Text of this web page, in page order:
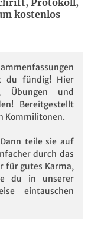
Protokoll,
kostenlos
du fündig! Hier
Übungen und
Bereitgestellt
Kommilitonen.
teile sie auf
durch das
für gutes Karma,
du in unserer
eintauschen